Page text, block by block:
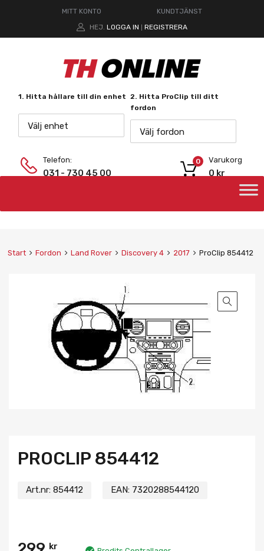
MITT KONTO
KUNDTJÄNST
HEJ. LOGGA IN REGISTRERA
1. Hitta hållare till din enhet
Välj enhet
2. Hitta ProClip till ditt
fordon
Välj fordon
Telefon:
031 - 730 45 00
Varukorg
0 kr
0
Start Fordon Land Rover Discovery 4 2017 ProClip 854412
PROCLIP 854412
Art.nr: 854412 EAN: 7320288544120
kr